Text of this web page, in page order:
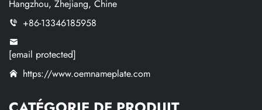
Hangzhou, Zhejiang, Chine
+86-13346185958
[email protected]
https://www.oemnameplate.com